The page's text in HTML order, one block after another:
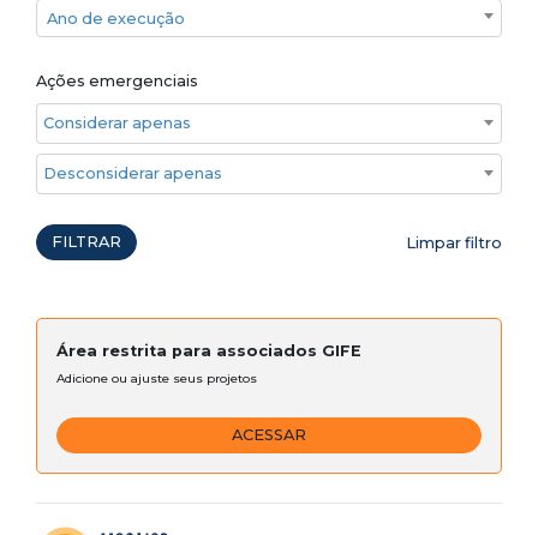
Ano de execução
Ano de execução
Ações emergenciais
Considerar apenas ações emergenciais
Desconsiderar apenas ações emergenciais
FILTRAR Limpar filtro
Área restrita para associados GIFE
Adicione ou ajuste seus projetos
ACESSAR